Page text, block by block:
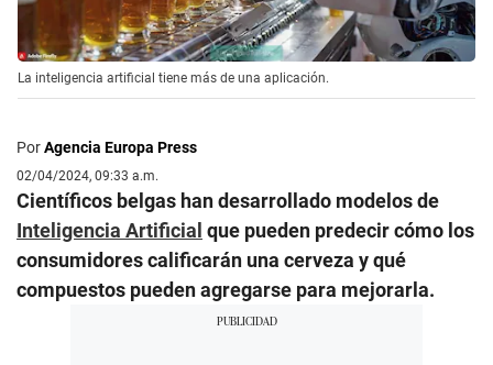
La inteligencia artificial tiene más de una aplicación.
PorAgencia Europa Press
02/04/2024, 09:33 a.m.
Científicos belgas han desarrollado modelos de
Inteligencia Artificial que pueden predecir cómo los
consumidores calificarán una cerveza y qué
compuestos pueden agregarse para mejorarla.